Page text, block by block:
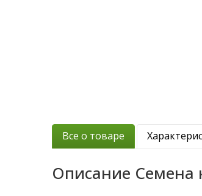
Все о товаре
Описание Семена